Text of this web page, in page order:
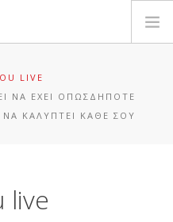
LIVE
ΝΑ ΈΧΕΙ ΟΠΩΣΔΉΠΟΤΕ
ΝΑ ΚΑΛΎΠΤΕΙ ΚΆΘΕ ΣΟΥ
live